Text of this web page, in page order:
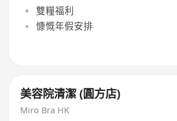
雙糧福利
慷慨年假安排
美容院清潔 (圓方店)
Miro Bra HK